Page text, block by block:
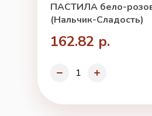
ПАСТИЛА бело-
(Нальчик-Сладость)
162.82 р.